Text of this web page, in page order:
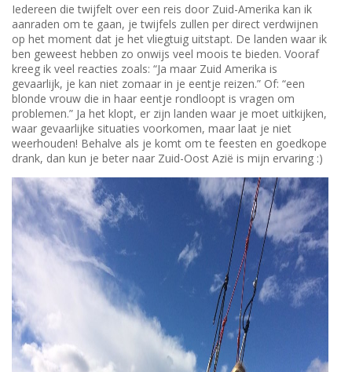
Iedereen die twijfelt over een reis door Zuid-Amerika kan ik
aanraden om te gaan, je twijfels zullen per direct verdwijnen
op het moment dat je het vliegtuig uitstapt. De landen waar ik
ben geweest hebben zo onwijs veel moois te bieden. Vooraf
kreeg ik veel reacties zoals: “Ja maar Zuid Amerika is
gevaarlijk, je kan niet zomaar in je eentje reizen.” Of: “een
blonde vrouw die in haar eentje rondloopt is vragen om
problemen.” Ja het klopt, er zijn landen waar je moet uitkijken,
waar gevaarlijke situaties voorkomen, maar laat je niet
weerhouden! Behalve als je komt om te feesten en goedkope
drank, dan kun je beter naar Zuid-Oost Azië is mijn ervaring :)